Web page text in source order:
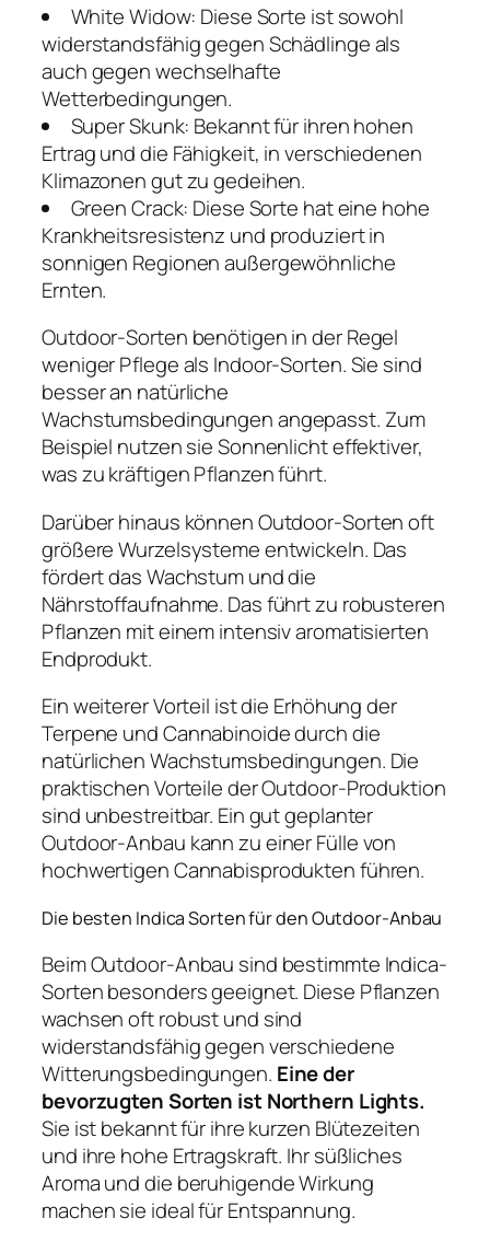
White Widow: Diese Sorte ist sowohl
widerstandsfähig gegen Schädlinge als
auch gegen wechselhafte
Wetterbedingungen.
Super Skunk: Bekannt für ihren hohen
Ertrag und die Fähigkeit, in verschiedenen
Klimazonen gut zu gedeihen.
Green Crack: Diese Sorte hat eine hohe
Krankheitsresistenz und produziert in
sonnigen Regionen außergewöhnliche
Ernten.
Outdoor-Sorten benötigen in der Regel
weniger Pflege als Indoor-Sorten. Sie sind
besser an natürliche
Wachstumsbedingungen angepasst. Zum
Beispiel nutzen sie Sonnenlicht effektiver,
was zu kräftigen Pflanzen führt.
Darüber hinaus können Outdoor-Sorten oft
größere Wurzelsysteme entwickeln. Das
fördert das Wachstum und die
Nährstoffaufnahme. Das führt zu robusteren
Pflanzen mit einem intensiv aromatisierten
Endprodukt.
Ein weiterer Vorteil ist die Erhöhung der
Terpene und Cannabinoide durch die
natürlichen Wachstumsbedingungen. Die
praktischen Vorteile der Outdoor-Produktion
sind unbestreitbar. Ein gut geplanter
Outdoor-Anbau kann zu einer Fülle von
hochwertigen Cannabisprodukten führen.
Die besten Indica Sorten für den Outdoor-Anbau
Beim Outdoor-Anbau sind bestimmte Indica-
Sorten besonders geeignet. Diese Pflanzen
wachsen oft robust und sind
widerstandsfähig gegen verschiedene
Witterungsbedingungen. Eine der
bevorzugten Sorten ist Northern Lights.
Sie ist bekannt für ihre kurzen Blütezeiten
und ihre hohe Ertragskraft. Ihr süßliches
Aroma und die beruhigende Wirkung
machen sie ideal für Entspannung.